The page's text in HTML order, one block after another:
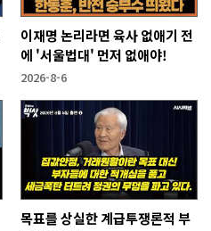
이재명 논리라면 육사 없애기 전
에 '서울법대' 먼저 없애야!
2026-8-6
목표를 상실한 계급투쟁론적 부